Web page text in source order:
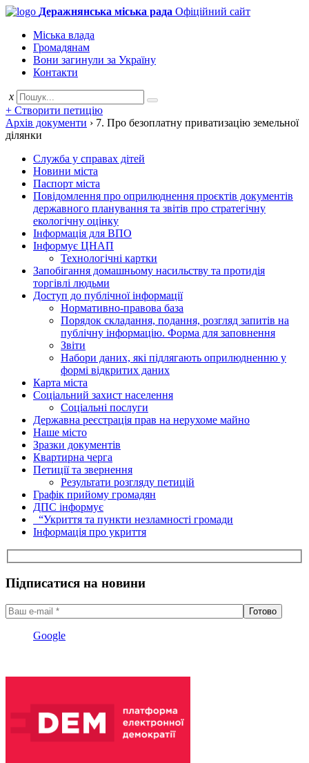
Деражнянська міська рада Офіційний сайт
Міська влада
Громадянам
Вони загинули за Україну
Контакти
x
+ Створити петицію
Архів документи › 7. Про безоплатну приватизацію земельної
ділянки
Служба у справах дітей
Новини міста
Паспорт міста
Повідомлення про оприлюднення проєктів документів
державного планування та звітів про стратегічну
екологічну оцінку
Інформація для ВПО
Інформує ЦНАП
Технологічні картки
Запобігання домашньому насильству та протидія
торгівлі людьми
Доступ до публічної інформації
Нормативно-правова база
Порядок складання, подання, розгляд запитів на
публічну інформацію. Форма для заповнення
Звіти
Набори даних, які підлягають оприлюдненню у
формі відкритих даних
Карта міста
Соціальний захист населення
Соціальні послуги
Державна реєстрація прав на нерухоме майно
Наше місто
Зразки документів
Квартирна черга
Петиції та звернення
Результати розгляду петицій
Графік прийому громадян
ДПС інформує
“Укриття та пункти незламності громади
Інформація про укриття
Підписатися на новини
Google